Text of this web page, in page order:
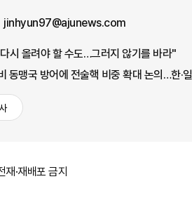
jinhyun97@ajunews.com
시 올려야 할 수도…그러지 않기를 바라"
동맹국 방어에 전술핵 비중 확대 논의…한·
·재배포 금지